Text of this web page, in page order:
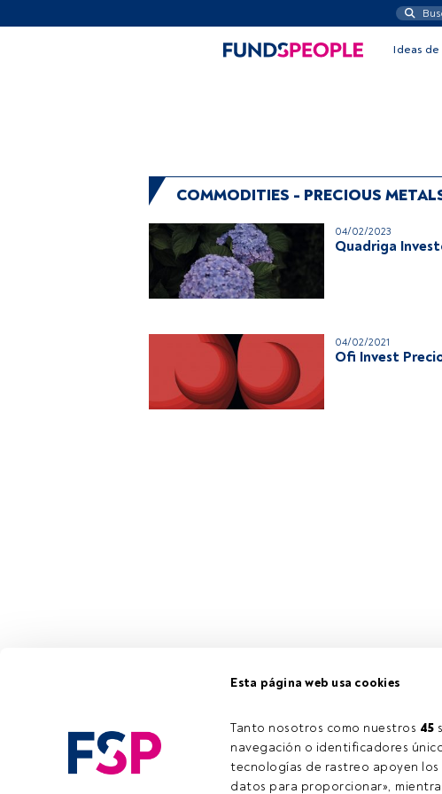
Esta página web usa cookies
Tanto nosotros como nuestros 45
navegación o identificadores
tecnologías de rastreo apoyen
datos para proporcionar»,
Ideas
COMMODITIES - PRECIOUS
04/02/2023
Quadriga
04/02/2021
Ofi Invest